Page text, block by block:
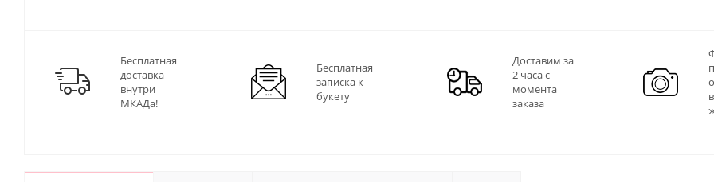
Бесплатная
доставка
внутри
МКАДа!
Бесплатная
записка к
букету
Доставим за
2 часа с
момента
заказа